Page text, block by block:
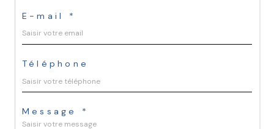
E-mail *
Téléphone
Message *